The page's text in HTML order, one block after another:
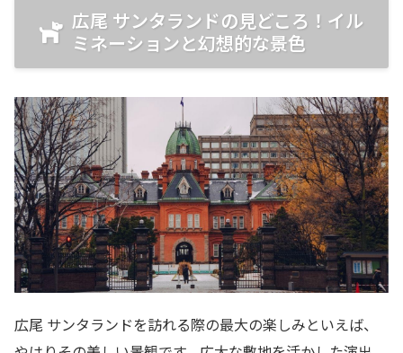
広尾 サンタランドの見どころ！イル
ミネーションと幻想的な景色
広尾 サンタランドを訪れる際の最大の楽しみといえば、